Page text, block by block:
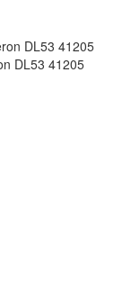
DL53 41205
DL53 41205